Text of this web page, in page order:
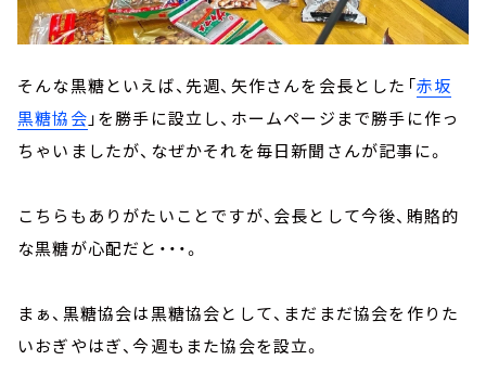
そんな黒糖といえば、先週、矢作さんを会長とした「赤坂
黒糖協会 」を勝手に設立し、ホームページまで勝手に作っ
ちゃいましたが、なぜかそれを毎日新聞さんが記事に。
こちらもありがたいことですが、会長として今後、賄賂的
な黒糖が心配だと・・・。
まぁ、黒糖協会は黒糖協会として、まだまだ協会を作りた
いおぎやはぎ、今週もまた協会を設立。